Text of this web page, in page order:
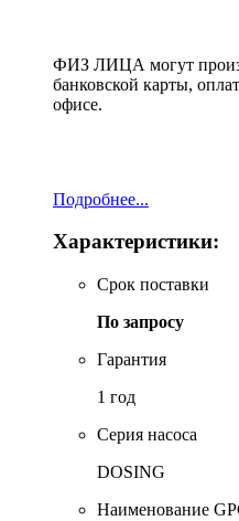
ФИЗ ЛИЦА могут
банковской карты,
офисе.
Подробнее...
Характеристики:
Срок поставки
По запросу
Гарантия
1 год
Серия насоса
DOSING
Наименование